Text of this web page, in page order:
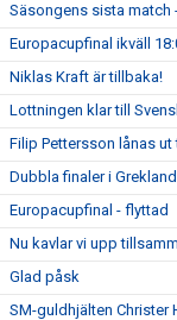
Säsongens sista match
Europacupfinal ikväll
Niklas Kraft är tillbaka!
Lottningen klar till
Filip Pettersson lånas ut
Dubbla finaler i
Europacupfinal - flyttad
Nu kavlar vi upp
Glad påsk
SM-guldhjälten Christer